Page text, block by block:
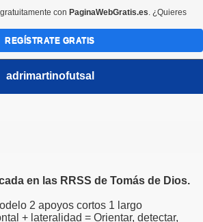
adrimartinofutsal
en las RRSS de Tomás de Dios.
2 apoyos cortos 1 largo
+ lateralidad = Orientar, detectar,
con PaginaWebGratis.es. ¿Quieres
REGÍSTRATE GRATIS